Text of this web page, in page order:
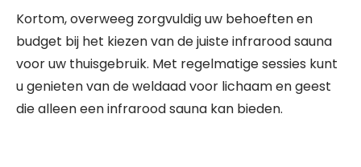
Kortom, overweeg zorgvuldig uw behoeften en
budget bij het kiezen van de juiste infrarood sauna
voor uw thuisgebruik. Met regelmatige sessies kunt
u genieten van de weldaad voor lichaam en geest
die alleen een infrarood sauna kan bieden.